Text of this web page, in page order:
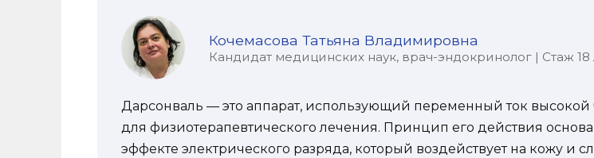
Кочемасова Татьяна Владимировна
Кандидат медицинских наук, врач-эндокринолог | Стаж 18
Дарсонваль — это аппарат, использующий переменный ток высокой
для физиотерапевтического лечения. Принцип его действия
эффекте электрического разряда, который воздействует на кожу и